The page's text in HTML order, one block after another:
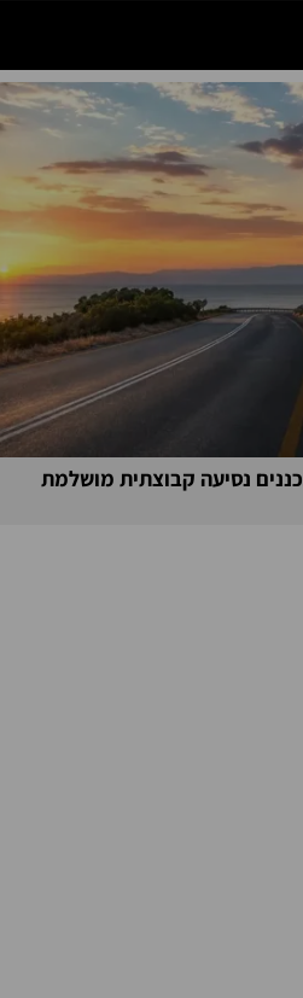
2026: כך מתכננים נסיעה קבוצתית מושלמת